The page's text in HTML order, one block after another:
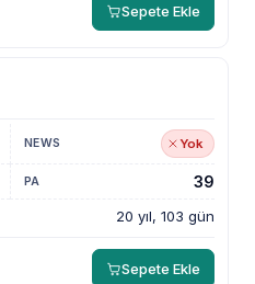
Sepete Ekle
Yok
20 yıl, 103 gün
39
Sepete Ekle